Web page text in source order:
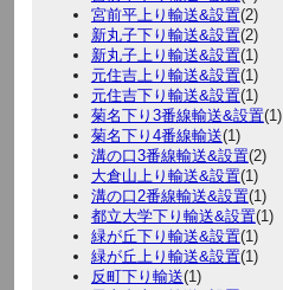
宮前平上り輸送&設置(2)
新丸子下り輸送&設置(2)
新丸子上り輸送&設置(1)
元住吉上り輸送&設置(1)
元住吉下り輸送&設置(1)
菊名下り3番線輸送&設置(1)
菊名下り4番線輸送(1)
溝の口3番線輸送&設置(2)
大倉山上り輸送&設置(1)
溝の口2番線輸送&設置(1)
都立大学下り輸送&設置(1)
緑が丘下り輸送&設置(1)
緑が丘上り輸送&設置(1)
反町下り輸送(1)